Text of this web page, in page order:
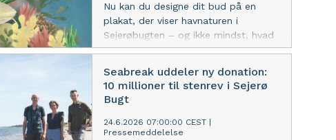
naturen, og derfor opfordrer WWF
regeringen til at inkludere et mål om
at reducere det danske fodaftryk i
den kommende natur- og
biodiversitetslov.
Nu kan du designe dit bud på en
plakat, der viser havnaturen i
Sejerøbugten – og ikke mindst, hvad
den kan blive til i fremtiden. WWF
plakatkonkurrence, der ved hjælp af
kreative fortællinger skal gøre
naturen under overfladen synlig for
befolkningen.
Seabreak uddeler ny donation:
10 millioner til stenrev i Sejerø
Bugt
24.6.2026 07:00:00 CEST
Pressemeddelelse